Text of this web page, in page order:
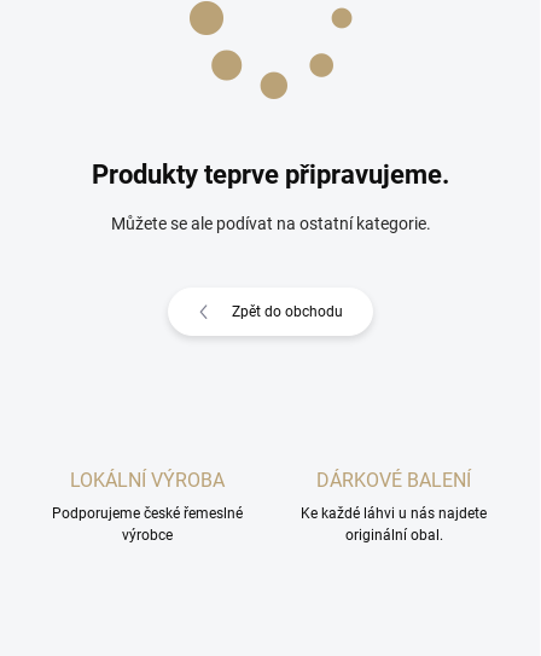
Produkty teprve připravujeme.
Můžete se ale podívat na ostatní kategorie.
Zpět do obchodu
LOKÁLNÍ VÝROBA
Podporujeme české řemeslné
výrobce
DÁRKOVÉ BALENÍ
Ke každé láhvi u nás najdete
originální obal.